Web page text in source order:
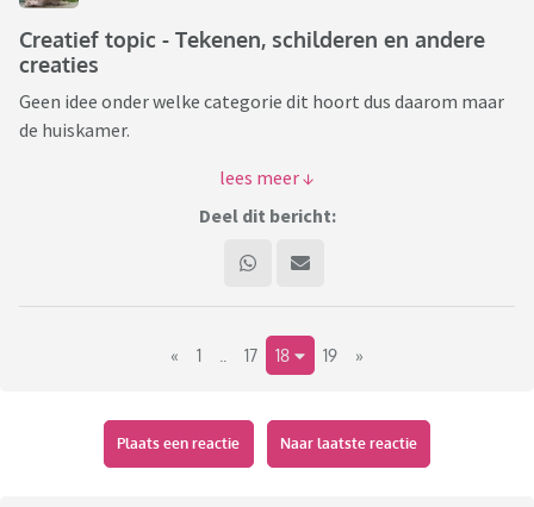
Creatief topic - Tekenen, schilderen en andere
creaties
Geen idee onder welke categorie dit hoort dus daarom maar
de huiskamer.
Zijn jullie creatief en wat doen jullie dan graag?
meer dingen leren op dat gebied. Ik heb mooie
kleurpotloden en grijze potloden gekregen van de Sint en wil
ook nog startset voor acrylverf kopen.
als laatste gemaakt etcetera
. Ik ben benieuwd.
Deel dit bericht:
« 1 17 18 19 »
Plaats een reactie Naar laatste reactie